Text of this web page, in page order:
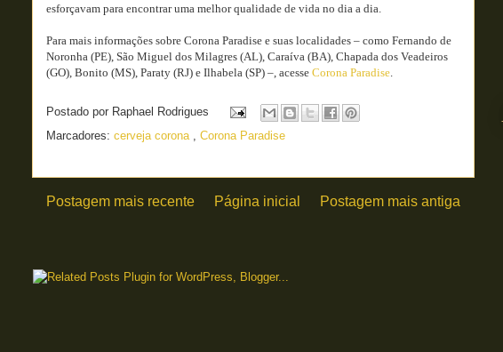
esforçavam para encontrar uma melhor qualidade de vida no dia a dia.
Para mais informações sobre Corona Paradise e suas localidades – como Fernando de
Noronha (PE), São Miguel dos Milagres (AL), Caraíva (BA), Chapada dos Veadeiros
(GO), Bonito (MS), Paraty (RJ) e Ilhabela (SP) –, acesse Corona Paradise.
Postado por Raphael Rodrigues
Marcadores: cerveja corona , Corona Paradise
Postagem mais recente Postagem mais antiga
Página inicial